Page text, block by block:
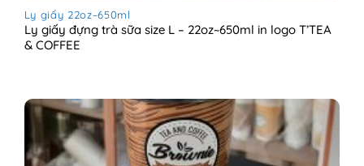
Ly giấy 22oz~650ml
Ly giấy đựng trà sữa size L – 22oz~650ml in logo T’TEA
& COFFEE